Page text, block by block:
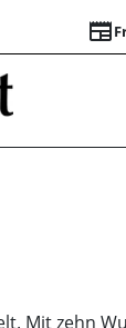
newspaper
Mit zehn